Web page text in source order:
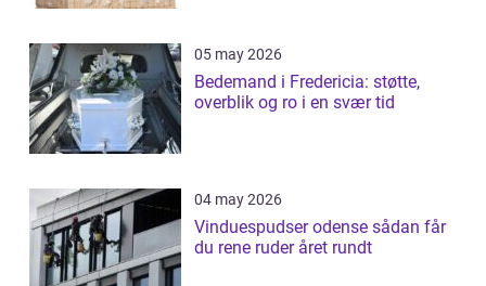
05 may 2026
Bedemand i Fredericia: støtte,
overblik og ro i en svær tid
04 may 2026
Vinduespudser odense sådan får
du rene ruder året rundt